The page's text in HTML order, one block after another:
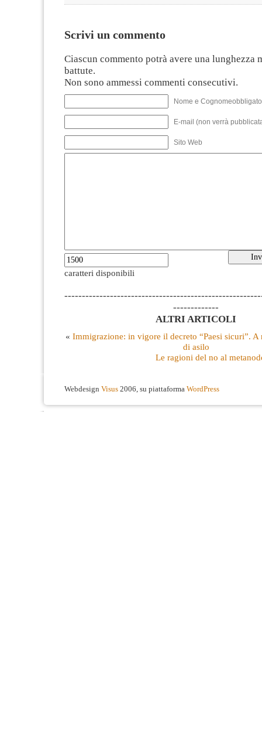
Scrivi un commento
Ciascun commento potrà avere una lunghezza
battute.
Non sono ammessi commenti consecutivi.
Nome e
E-mail (non verrà
Sito Web
caratteri disponibili
-------------
ALTRI ARTICOLI
« Immigrazione: in vigore il decreto “Paesi sicuri”. A
di asilo
Le ragioni del no al
Webdesign Visus 2006, su piattaforma WordPress